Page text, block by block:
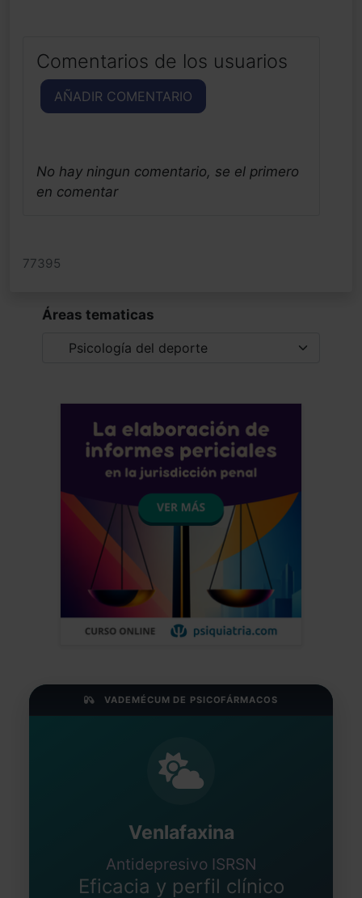
Comentarios de los usuarios
AÑADIR COMENTARIO
No hay ningun comentario, se el primero
en comentar
77395
Áreas tematicas
VADEMÉCUM DE PSICOFÁRMACOS
Venlafaxina
Antidepresivo ISRSN
Eficacia y perfil clínico